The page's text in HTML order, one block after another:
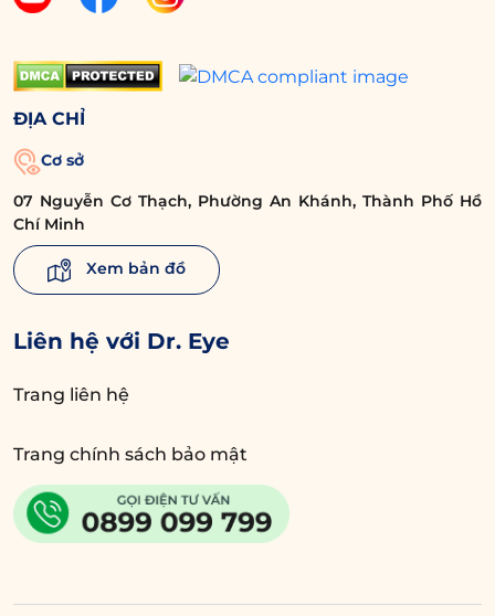
ĐỊA CHỈ
Cơ sở
07 Nguyễn Cơ Thạch, Phường An Khánh, Thành Phố Hồ
Chí Minh
Xem bản đồ
Liên hệ với Dr. Eye
Trang liên hệ
Trang chính sách bảo mật